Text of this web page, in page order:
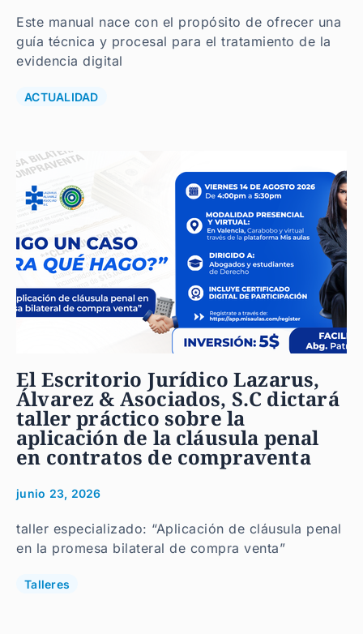
Este manual nace con el propósito de ofrecer una
guía técnica y procesal para el tratamiento de la
evidencia digital
ACTUALIDAD
El Escritorio Jurídico Lazarus,
Álvarez & Asociados, S.C dictará
taller práctico sobre la
aplicación de la cláusula penal
en contratos de compraventa
junio 23, 2026
taller especializado: “Aplicación de cláusula penal
en la promesa bilateral de compra venta”
Talleres